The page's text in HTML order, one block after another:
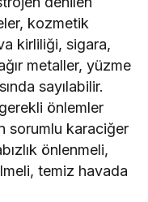
kozmetik
kirliliği, sigara,
metaller, yüzme
sayılabilir.
önlemler
sorumlu karaciğer
önlenmeli,
temiz havada